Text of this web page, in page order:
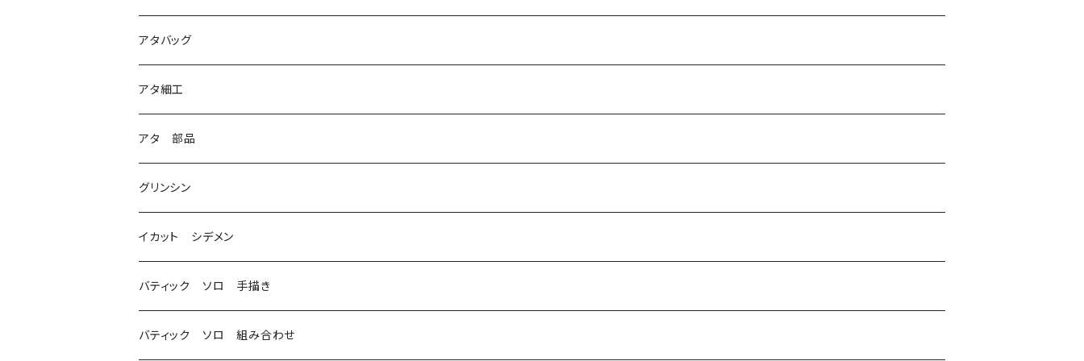
1
2
3
アタバッグ
アタ細工
アタ 部品
グリンシン
イカット シデメン
バティック ソロ 手描き
バティック ソロ 組み合わせ